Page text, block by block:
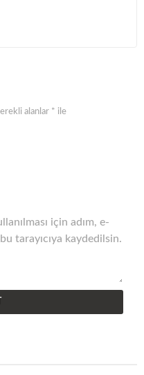
alanlar * ile
için adım, e-
tarayıcıya kaydedilsin.